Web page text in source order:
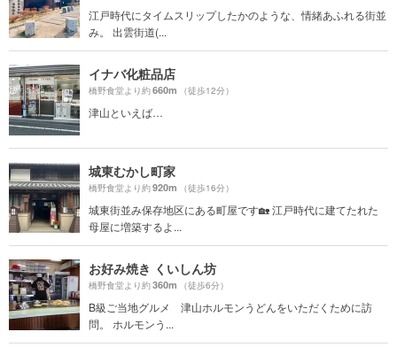
江戸時代にタイムスリップしたかのような、情緒あふれる街並
み。 出雲街道(...
イナバ化粧品店
橋野食堂より約660m （徒歩12分）
津山といえば…
城東むかし町家
橋野食堂より約920m （徒歩16分）
城東街並み保存地区にある町屋です🏡 江戸時代に建てたれた
母屋に増築するよ...
お好み焼き くいしん坊
橋野食堂より約360m （徒歩6分）
B級ご当地グルメ 津山ホルモンうどんをいただくために訪
問。 ホルモンう...